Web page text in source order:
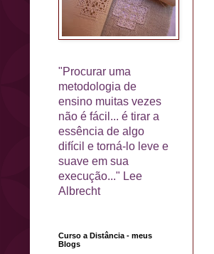
"Procurar uma
metodologia de
ensino muitas vezes
não é fácil... é tirar a
essência de algo
difícil e torná-lo leve e
suave em sua
execução..." Lee
Albrecht
Curso a Distância - meus
Blogs